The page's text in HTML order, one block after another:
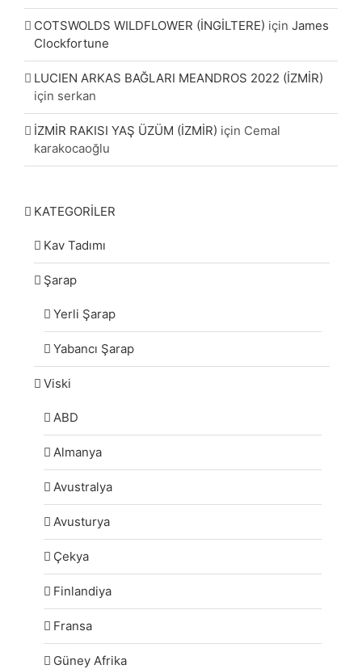
COTSWOLDS WILDFLOWER (İNGİLTERE) için James
Clockfortune
LUCIEN ARKAS BAĞLARI MEANDROS 2022 (İZMİR)
için serkan
İZMİR RAKISI YAŞ ÜZÜM (İZMİR) için Cemal
karakocaoğlu
KATEGORİLER
Kav Tadımı
Şarap
Yerli Şarap
Yabancı Şarap
Viski
ABD
Almanya
Avustralya
Avusturya
Çekya
Finlandiya
Fransa
Güney Afrika